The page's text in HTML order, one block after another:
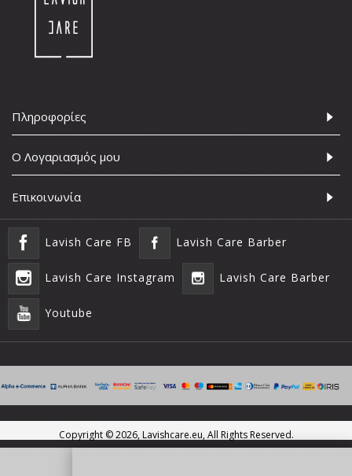
Πληροφορίες
Ο Λογαριασμός μου
Επικοινωνία
Lavish Care FB Lavish Care Barber
Lavish Care Instagram Lavish Care Barber
Youtube
Copyright ©2026, Lavishcare.eu, All Rights Reserved.